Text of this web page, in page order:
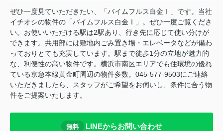
ぜひ一度見ていただきたい、「バイムフルス白金Ⅰ」です。当社
イチオシの物件の「バイムフルス白金Ⅰ」。ぜひ一度ご覧くださ
い。お使いいただける駅は2駅あり、行き先に応じて使い分けが
できます。共用部には敷地内ごみ置き場・エレベータなどが備わ
っておりとても充実しています。駅まで徒歩1分の立地が魅力的
な、利便性の高い物件です。横浜市南区エリアでも住環境の優れ
ている京急本線黄金町周辺の物件多数。045-577-9503にご連絡
いただきましたら、スタッフがご希望をお伺いし、条件に合う物
件をご提案いたします。
無料 LINEからお問い合わせ